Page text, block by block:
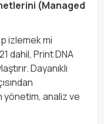
(Managed
izlemek mi
dahil, Print DNA
Dayanıklı
yönetim, analiz ve